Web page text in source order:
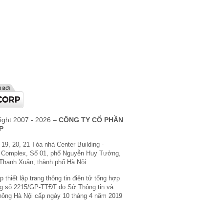
2007 - 2026 – CÔNG TY CỔ PHẦN
20, 21 Tòa nhà Center Building -
Complex, Số 01, phố Nguyễn Huy Tưởng,
Xuân, thành phố Hà Nội
thiết lập trang thông tin điện tử tổng hợp
số 2215/GP-TTĐT do Sở Thông tin và
Hà Nội cấp ngày 10 tháng 4 năm 2019